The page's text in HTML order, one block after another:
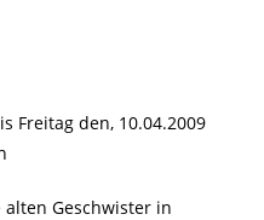
Freitag den, 10.04.2009
Geschwister in